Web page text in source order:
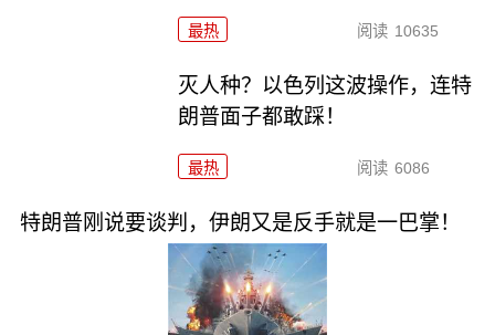
最热 阅读 10635
灭人种？以色列这波操作，连特
朗普面子都敢踩！
最热 阅读 6086
特朗普刚说要谈判，伊朗又是反手就是一巴掌！